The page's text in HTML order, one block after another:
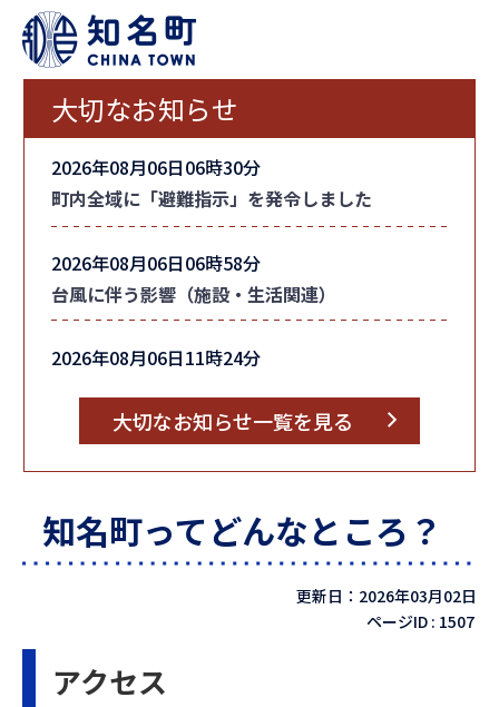
大切なお知らせ
2026年08月06日06時30分
町内全域に「避難指示」を発令しました
2026年08月06日06時58分
台風に伴う影響（施設・生活関連）
2026年08月06日11時24分
大切なお知らせ一覧を見る
知名町ってどんなところ？
更新日：2026年03月02日
ページID : 1507
アクセス